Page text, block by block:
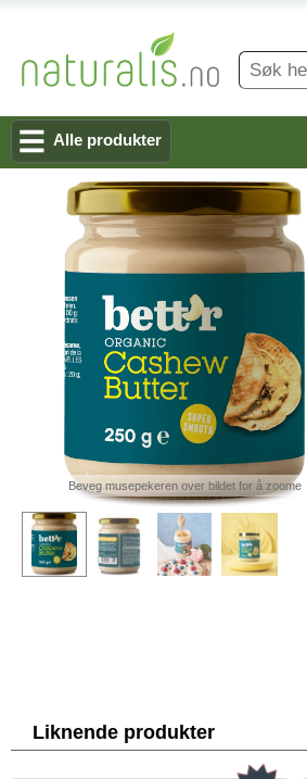
Alle produkter
Beveg musepekeren over bildet for å zoome
Liknende produkter